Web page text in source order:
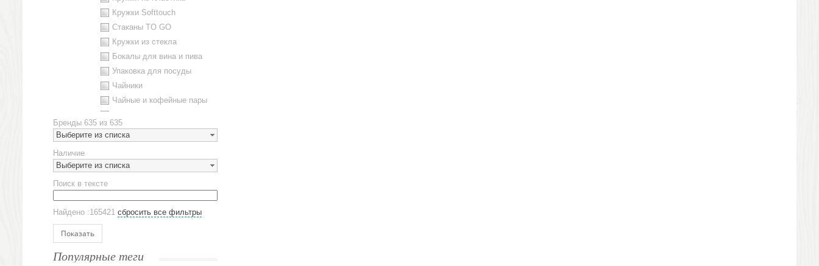
Кружки Softtouch
Стаканы TO GO
Кружки из стекла
Бокалы для вина и пива
Упаковка для посуды
Чайники
Чайные и кофейные пары
Наборы посуды
Предметы сервировки
Стаканы
Эко кружки
ЕВРОПОСУДА
Аксессуары
Ежедневники и блокноты
Датированные ежедневники
Бренды 635 из 635
Выберите из списка
Наличие
Выберите из списка
Поиск в тексте
Найдено :165421 сбросить все фильтры
Показать
Популярные теги